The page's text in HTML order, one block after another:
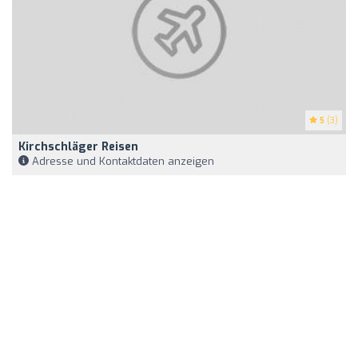
5 (3)
Kirchschläger Reisen
Adresse und Kontaktdaten anzeigen